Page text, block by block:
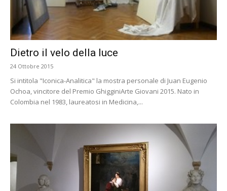
Dietro il velo della luce
24 Ottobre 2015
Si intitola "Iconica-Analitica" la mostra personale di Juan Eugenio
Ochoa, vincitore del Premio GhigginiArte Giovani 2015. Nato in
Colombia nel 1983, laureatosi in Medicina,...